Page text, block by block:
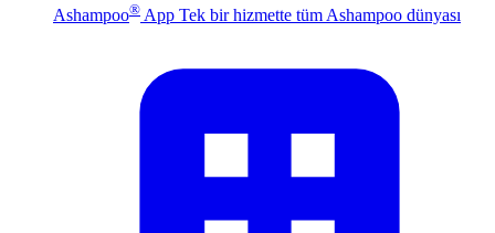
Ashampoo® App Tek bir hizmette tüm Ashampoo dünyası